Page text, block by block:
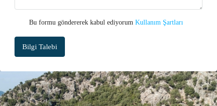
Bu formu göndererek kabul ediyorum Kullanım Şartları
Bilgi Talebi